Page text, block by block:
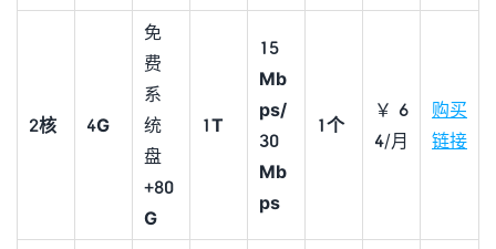
2核 4G
免
费
系
统
盘
+80
G
1T
15
Mb
ps/
30
Mb
ps
1个
￥6
4/月
购买
链接